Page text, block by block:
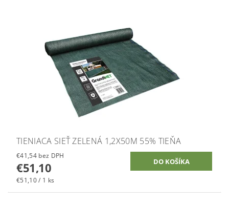
TIENIACA SIEŤ ZELENÁ 1,2X50M 55% TIEŇA
€41,54 bez DPH
€51,10
€51,10 / 1 ks